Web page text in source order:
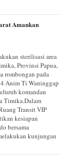
Amankan
sterilisasi area
Provinsi Papua,
rombongan pada
Anim Ti Waninggap
komandan
Timika.Dalam
Transit VIP
kesiapan
bersama
kunjungan